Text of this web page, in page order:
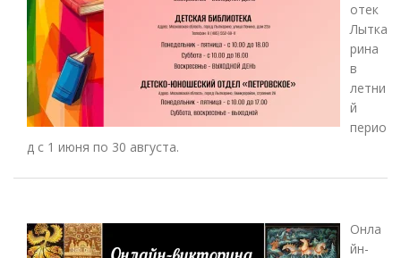
отек
Лытка
рина
в
летни
й
перио
д с 1 июня по 30 августа.
Онла
йн-